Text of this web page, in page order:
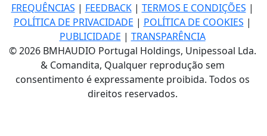
FREQUÊNCIAS | FEEDBACK| TERMOS E CONDIÇÕES |
POLÍTICA DE PRIVACIDADE | POLÍTICA DE COOKIES |
PUBLICIDADE | TRANSPARÊNCIA
© 2026 BMHAUDIO Portugal Holdings, Unipessoal Lda.
& Comandita, Qualquer reprodução sem
consentimento é expressamente proibida. Todos os
direitos reservados.